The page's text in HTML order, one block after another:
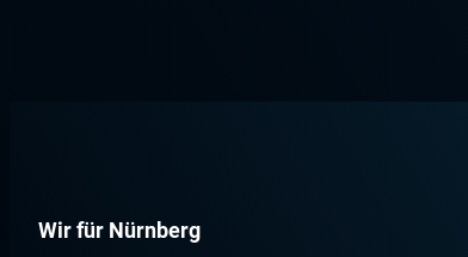
Wir für Nürnberg